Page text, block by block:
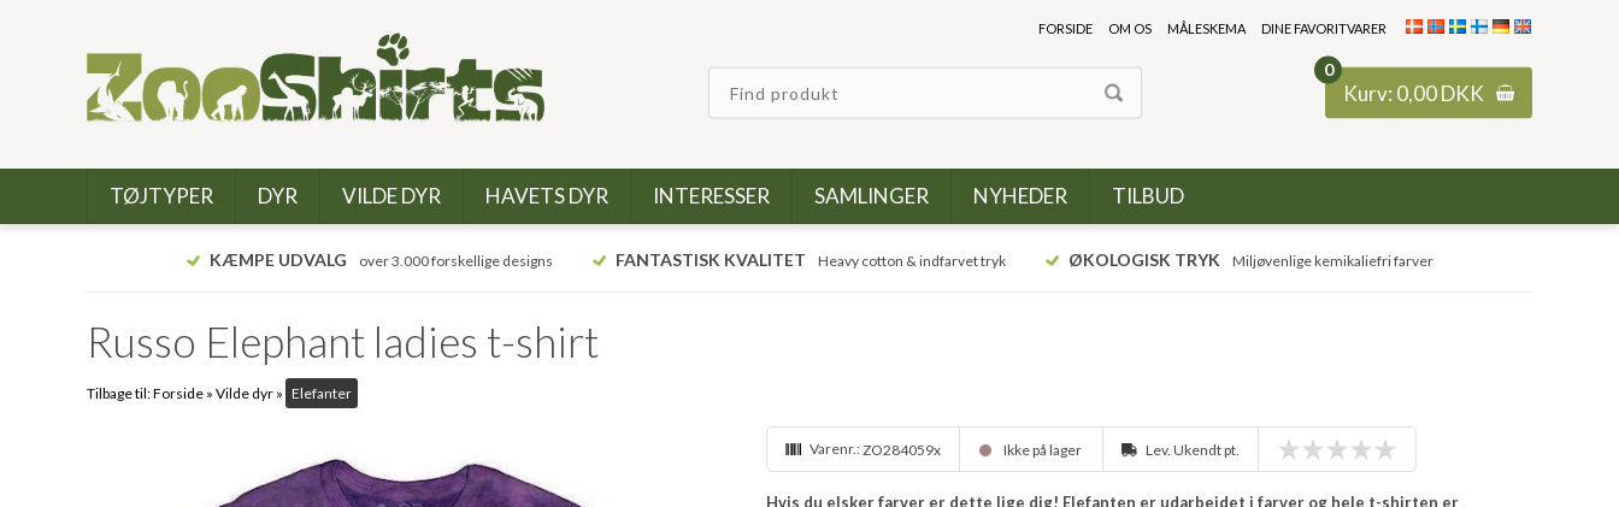
0
Kurv: 0,00DKK
FORSIDE OM OS MÅLESKEMA DINE FAVORITVARER
TØJTYPER DYR VILDE DYR HAVETS DYR INTERESSER SAMLINGER NYHEDER TILBUD
KÆMPE UDVALG over 3.000 forskellige designs FANTASTISK KVALITET Heavy cotton & indfarvet tryk ØKOLOGISK TRYK Miljøvenlige kemikaliefri farver
Russo Elephant ladies t-shirt
Tilbage til:Forside » Vilde dyr » Elefanter
Varenr.:ZO284059x Ikke på lager Lev. Ukendt pt.
Hvis du elsker farver er dette lige dig! Elefanten er udarbejdet i farver og hele t-shirten er